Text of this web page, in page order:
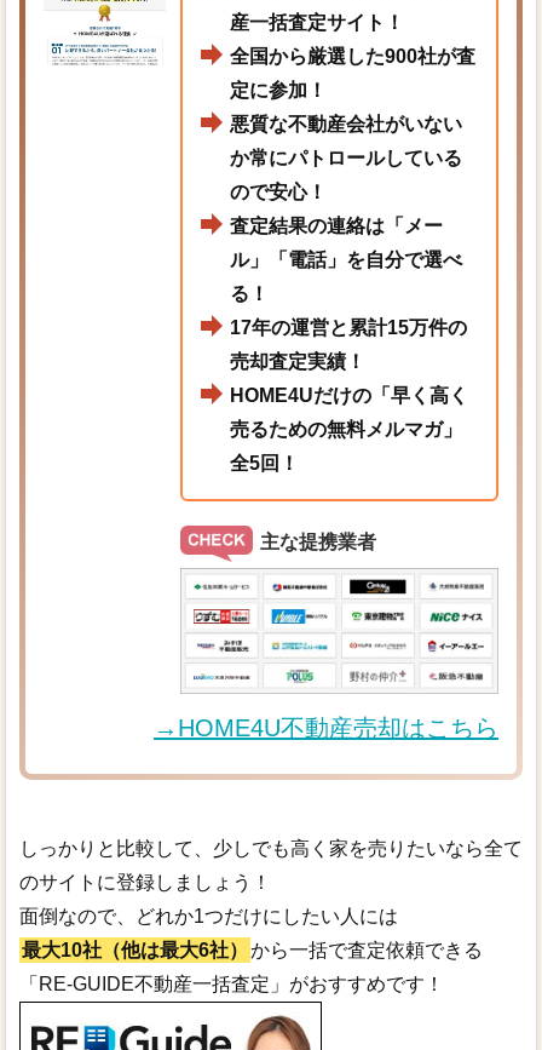
産一括査定サイト！
全国から厳選した900社が査
定に参加！
悪質な不動産会社がいない
か常にパトロールしている
ので安心！
査定結果の連絡は「メー
ル」「電話」を自分で選べ
る！
17年の運営と累計15万件の
売却査定実績！
HOME4Uだけの「早く高く
売るための無料メルマガ」
全5回！
主な提携業者
→HOME4U不動産売却はこちら
しっかりと比較して、少しでも高く家を売りたいなら全て
のサイトに登録しましょう！
面倒なので、どれか1つだけにしたい人には
最大10社（他は最大6社）
から一括で査定依頼できる
「RE-GUIDE不動産一括査定」がおすすめです！